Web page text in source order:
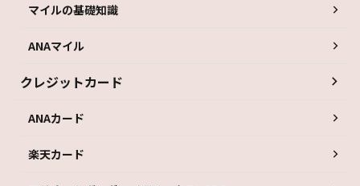
マイルの基礎知識
ANAマイル
クレジットカード
ANAカード
楽天カード